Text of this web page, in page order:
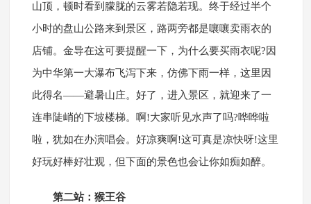
山顶，顿时看到朦胧的云雾若隐若现。终于经过半个
小时的盘山公路来到景区，路两旁都是嚷嚷卖雨衣的
店铺。金导在这可要提醒一下，为什么要买雨衣呢?因
为中华第一大瀑布飞泻下来，仿佛下雨一样，这里因
此得名——避暑山庄。好了，进入景区，就迎来了一
连串陡峭的下坡楼梯。啊!大家听见水声了吗?哗哗啦
啦，犹如在办演唱会。好凉爽啊!这可真是凉快呀!这里
好玩好棒好壮观，但下面的景色也会让你如痴如醉。
第二站：猴王谷